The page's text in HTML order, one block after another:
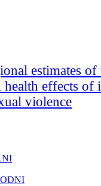
estimates
health effects
violence